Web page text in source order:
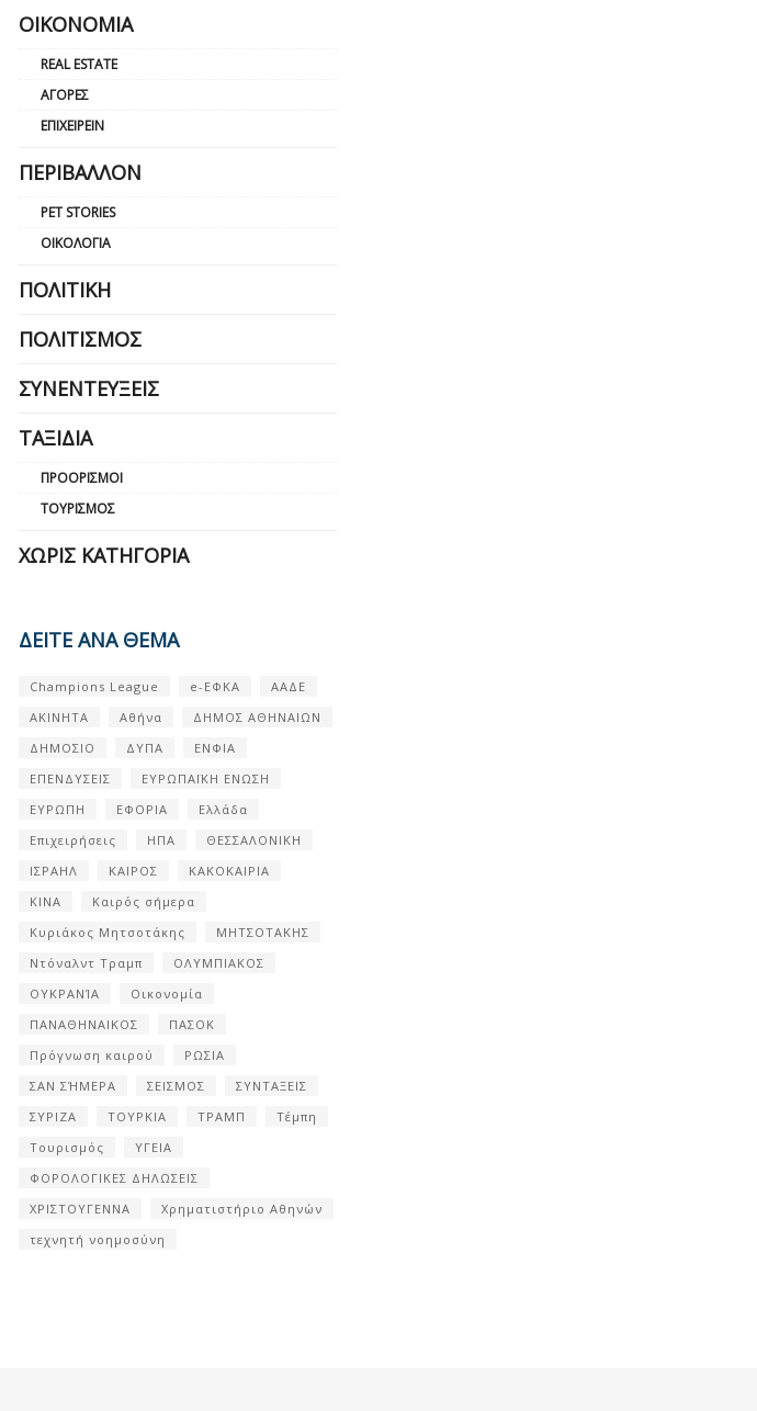
ΟΙΚΟΝΟΜΊΑ
REAL ESTATE
ΑΓΟΡΈΣ
ΕΠΙΧΕΙΡΕΊΝ
ΠΕΡΙΒΆΛΛΟΝ
PET STORIES
ΟΙΚΟΛΟΓΊΑ
ΠΟΛΙΤΙΚΉ
ΠΟΛΙΤΙΣΜΌΣ
ΣΥΝΕΝΤΕΎΞΕΙΣ
ΤΑΞΊΔΙΑ
ΠΡΟΟΡΙΣΜΟΊ
ΤΟΥΡΙΣΜΌΣ
ΧΩΡΊΣ ΚΑΤΗΓΟΡΊΑ
ΔΕΙΤΕ ΑΝΑ ΘΕΜΑ
Champions League e-ΕΦΚΑ
ΑΑΔΕ
ΑΚΙΝΗΤΑ
Αθήνα
ΔΗΜΟΣ ΑΘΗΝΑΙΩΝ
ΔΗΜΟΣΙΟ
ΔΥΠΑ
ΕΝΦΙΑ
ΕΠΕΝΔΥΣΕΙΣ
ΕΥΡΩΠΑΪΚΗ ΕΝΩΣΗ
ΕΥΡΩΠΗ
ΕΦΟΡΙΑ
Ελλάδα
Επιχειρήσεις
ΗΠΑ
ΘΕΣΣΑΛΟΝΙΚΗ
ΙΣΡΑΗΛ
ΚΑΙΡΟΣ
ΚΑΚΟΚΑΙΡΙΑ
ΚΙΝΑ
Καιρός σήμερα
Κυριάκος Μητσοτάκης
ΜΗΤΣΟΤΑΚΗΣ
Ντόναλντ Τραμπ
ΟΛΥΜΠΙΑΚΟΣ
ΟΥΚΡΑΝΊΑ
Οικονομία
ΠΑΝΑΘΗΝΑΙΚΟΣ
ΠΑΣΟΚ
Πρόγνωση καιρού
ΡΩΣΙΑ
ΣΑΝ ΣΉΜΕΡΑ
ΣΕΙΣΜΟΣ
ΣΥΝΤΑΞΕΙΣ
ΣΥΡΙΖΑ
ΤΟΥΡΚΙΑ ΤΡΑΜΠ
Τέμπη
Τουρισμός
ΥΓΕΙΑ
ΦΟΡΟΛΟΓΙΚΕΣ ΔΗΛΩΣΕΙΣ
ΧΡΙΣΤΟΥΓΕΝΝΑ
Χρηματιστήριο Αθηνών
τεχνητή νοημοσύνη